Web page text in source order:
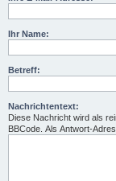
Ihr Name:
Betreff:
Nachrichtentext:
Diese Nachricht wird als
BBCode. Als Antwort-